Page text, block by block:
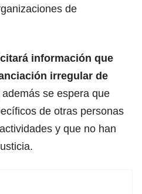
de
información que
irregular de
además se espera que
de otras personas
y que no han